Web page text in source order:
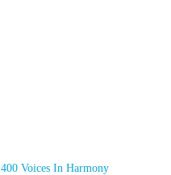
400 Voices In Harmony